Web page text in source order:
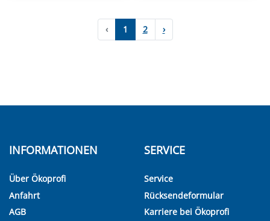
‹ 1 2 ›
INFORMATIONEN
Über Ökoprofi
Anfahrt
AGB
SERVICE
Service
Rücksendeformular
Karriere bei Ökoprofi